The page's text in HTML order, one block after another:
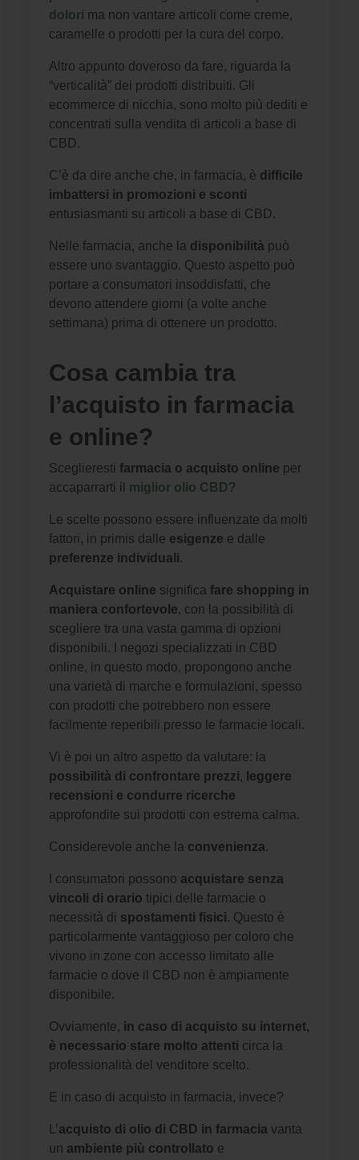
dolori ma non vantare articoli come creme,
caramelle o prodotti per la cura del corpo.
Altro appunto doveroso da fare, riguarda la
“verticalità” dei prodotti distribuiti. Gli
ecommerce di nicchia, sono molto più dediti e
concentrati sulla vendita di articoli a base di
CBD.
C’è da dire anche che, in farmacia, è difficile
imbattersi in promozioni e sconti
entusiasmanti su articoli a base di CBD.
Nelle farmacia, anche la disponibilità può
essere uno svantaggio. Questo aspetto può
portare a consumatori insoddisfatti, che
devono attendere giorni (a volte anche
settimana) prima di ottenere un prodotto.
Cosa cambia tra
l’acquisto in farmacia
e online?
Sceglierestifarmacia o acquisto online per
accaparrarti il miglior olio CBD?
Le scelte possono essere influenzate da molti
fattori, in primis dalle esigenze e dalle
preferenze individuali.
Acquistare online significa fare shopping in
maniera confortevole, con la possibilità di
scegliere tra una vasta gamma di opzioni
disponibili. I negozi specializzati in CBD
online, in questo modo, propongono anche
una varietà di marche e formulazioni, spesso
con prodotti che potrebbero non essere
facilmente reperibili presso le farmacie locali.
Vi è poi un altro aspetto da valutare: la
possibilità di confrontare prezzi, leggere
recensioni e condurre ricerche
approfondite sui prodotti con estrema calma.
Considerevole anche la convenienza.
I consumatori possono acquistare senza
vincoli di orario tipici delle farmacie o
necessità di spostamenti fisici. Questo è
particolarmente vantaggioso per coloro che
vivono in zone con accesso limitato alle
farmacie o dove il CBD non è ampiamente
disponibile.
Ovviamente, in caso di acquisto su internet,
è necessario stare molto attenti circa la
professionalità del venditore scelto.
E in caso di acquisto in farmacia, invece?
L’acquisto di olio di CBD in farmacia vanta
un ambiente più controllato e